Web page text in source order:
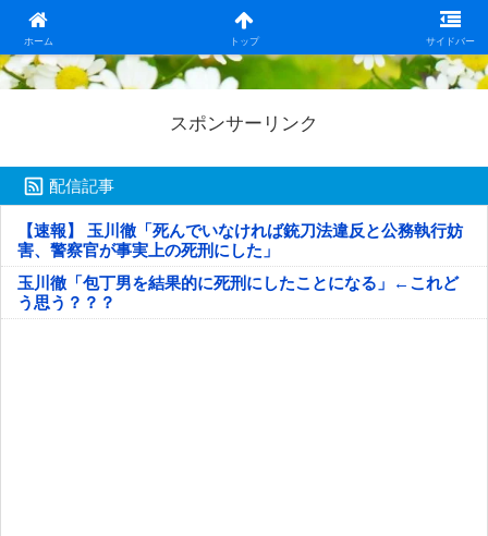
ホーム トップ サイドバー
日本第一！ニュース録
スポンサーリンク
配信記事
【速報】 玉川徹「死んでいなければ銃刀法違反と公務執行妨
害、警察官が事実上の死刑にした」
玉川徹「包丁男を結果的に死刑にしたことになる」←これど
う思う？？？